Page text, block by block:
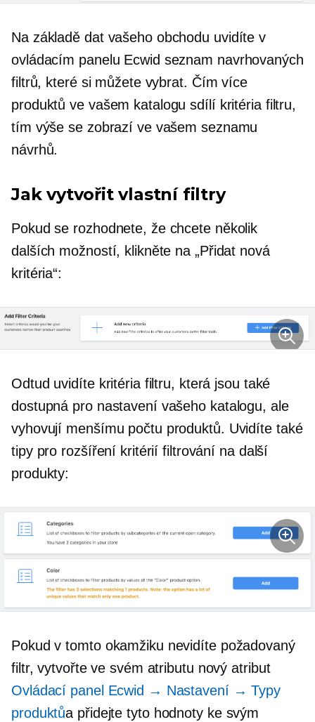
Na základě dat vašeho obchodu uvidíte v
ovládacím panelu Ecwid seznam navrhovaných
filtrů, které si můžete vybrat. Čím více
produktů ve vašem katalogu sdílí kritéria filtru,
tím výše se zobrazí ve vašem seznamu
návrhů.
Jak vytvořit vlastní filtry
Pokud se rozhodnete, že chcete několik
dalších možností, klikněte na „Přidat nová
kritéria“:
Odtud uvidíte kritéria filtru, která jsou také
dostupná pro nastavení vašeho katalogu, ale
vyhovují menšímu počtu produktů. Uvidíte také
tipy pro rozšíření kritérií filtrování na další
produkty:
Pokud v tomto okamžiku nevidíte požadovaný
filtr, vytvořte ve svém atributu nový atribut
Ovládací panel Ecwid → Nastavení → Typy
produktůa přidejte tyto hodnoty ke svým